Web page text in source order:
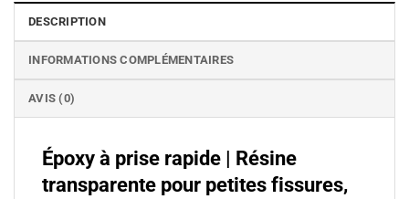
DESCRIPTION
INFORMATIONS COMPLÉMENTAIRES
AVIS (0)
Époxy à prise rapide | Résine
transparente pour petites fissures,